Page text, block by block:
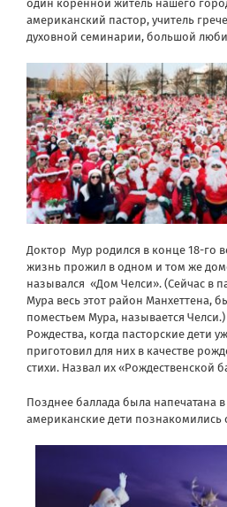
один коренной житель нашего
американский пастор, учитель
духовной семинарии, большой
Доктор Мур родился в конце 18-го
жизнь прожил в одном и том же
назывался «Дом Челси». (Сейчас в
Мура весь этот район Манхеттена,
поместьем Мура, называется
Рождества, когда пасторские дети
приготовил для них в качестве
стихи. Назвал их «Рождественской
Позднее баллада была напечатана в
американские дети познакомились